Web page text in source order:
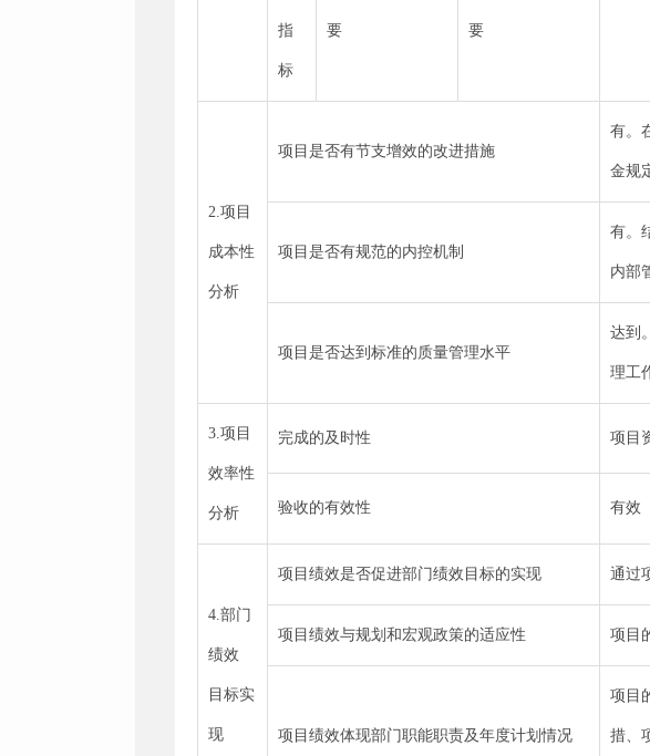
指
标
要 要
2.项目
成本性
分析
项目是否有节支增效的改进措施
有。
金规
项目是否有规范的内控机制
有。
内部
项目是否达到标准的质量管理水平
达到
理工
3.项目
效率性
分析
完成的及时性 项目
验收的有效性 有效
4.部门
绩效
目标实
现
项目绩效是否促进部门绩效目标的实现 通过
项目绩效与规划和宏观政策的适应性 项目
项目绩效体现部门职能职责及年度计划情况
项目
措、